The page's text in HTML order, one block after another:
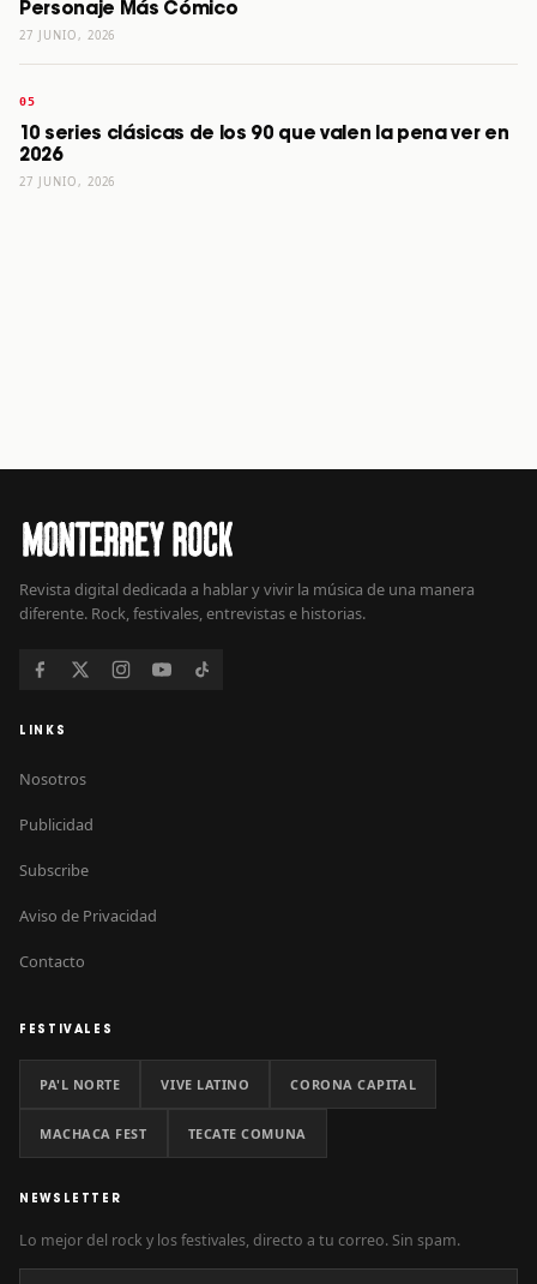
Personaje Más Cómico
27 JUNIO, 2026
10 series clásicas de los 90 que valen la pena ver en
2026
27 JUNIO, 2026
Revista digital dedicada a hablar y vivir la música de una manera
diferente. Rock, festivales, entrevistas e historias.
LINKS
Nosotros
Publicidad
Subscribe
Aviso de Privacidad
Contacto
FESTIVALES
PA'L NORTE VIVE LATINO CORONA CAPITAL
MACHACA FEST TECATE COMUNA
NEWSLETTER
Lo mejor del rock y los festivales, directo a tu correo. Sin spam.